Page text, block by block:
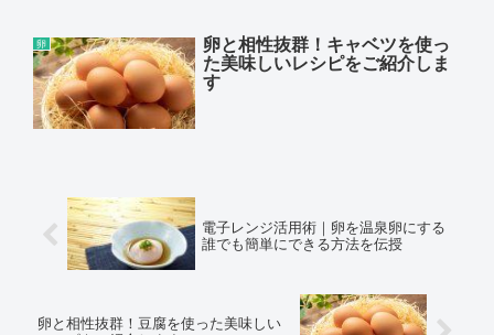
卵 卵と相性抜群！キャベツを使っ
た美味しいレシピをご紹介しま
す
電子レンジ活用術｜卵を温泉卵にする
誰でも簡単にできる方法を伝授
卵と相性抜群！豆腐を使った美味しい